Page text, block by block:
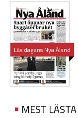
Läs dagens Nya Åland
MEST LÄSTA